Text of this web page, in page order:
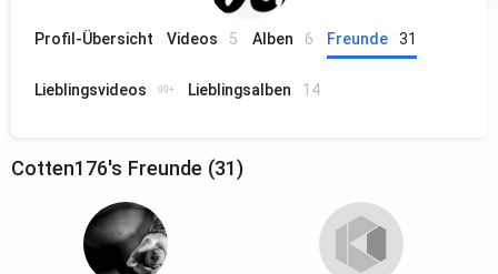
Profil-Übersicht Videos 5 Alben 6 Freunde 31
Lieblingsvideos 99+ Lieblingsalben 14
Cotten176's Freunde (31)